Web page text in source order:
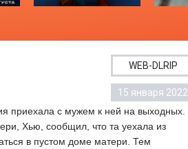
WEB-DLRIP
15 января 2022
приехала с мужем к ней на выходных.
Хью, сообщил, что та уехала из
в пустом доме матери. Тем